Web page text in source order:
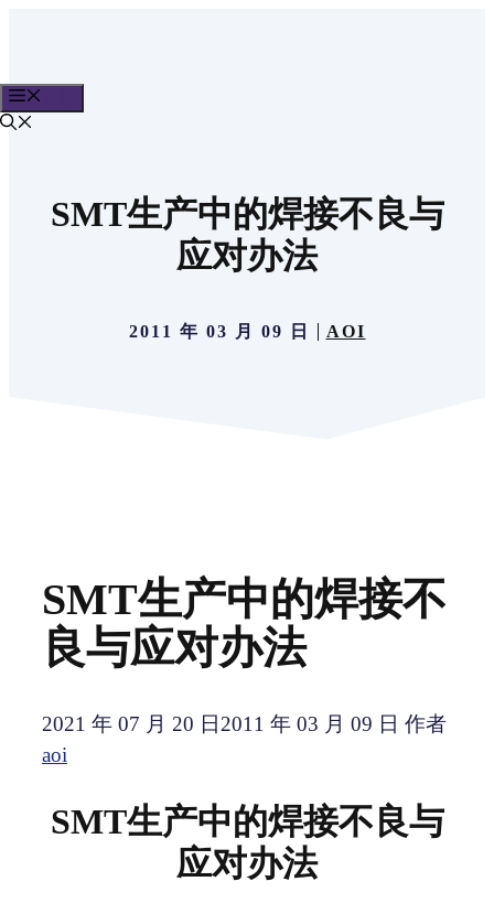
内
容
SMT生产中的焊接不良与
应对办法
2011 年 03 月 09 日 AOI
SMT生产中的焊接不
良与应对办法
2021 年 07 月 20 日2011 年 03 月 09 日 作者
aoi
SMT生产中的焊接不良与
应对办法